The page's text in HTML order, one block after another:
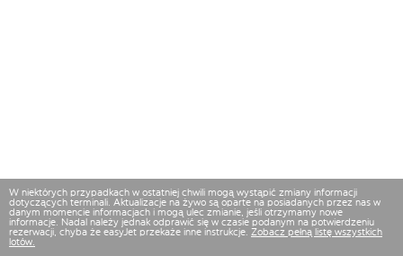
W niektórych przypadkach w ostatniej chwili mogą wystąpić zmiany informacji
dotyczących terminali. Aktualizacje na żywo są oparte na posiadanych przez nas w
danym momencie informacjach i mogą ulec zmianie, jeśli otrzymamy nowe
informacje. Nadal należy jednak odprawić się w czasie podanym na potwierdzeniu
rezerwacji, chyba że easyJet przekaże inne instrukcje. Zobacz pełną listę wszystkich
lotów.